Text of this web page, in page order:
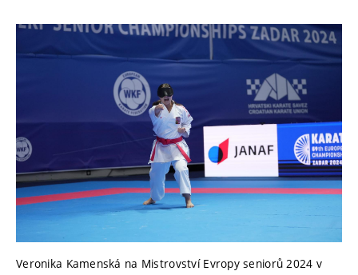
Veronika Kamenská na Mistrovství Evropy seniorů 2024 v